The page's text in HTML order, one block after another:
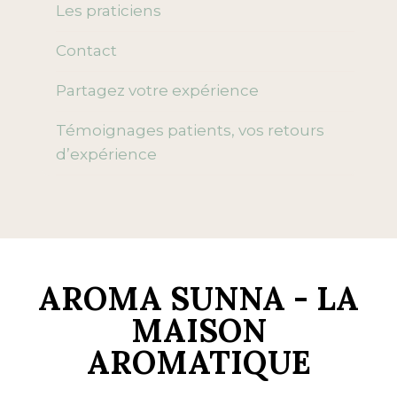
Les praticiens
Contact
Partagez votre expérience
Témoignages patients, vos retours
d’expérience
AROMA SUNNA - LA
MAISON
AROMATIQUE